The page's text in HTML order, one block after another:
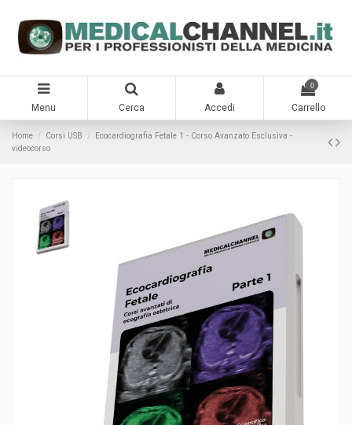
Menu Cerca Accedi
0
Carrello
Home Corsi USB
Ecocardiografia Fetale 1 - Corso Avanzato Esclusiva -
videocorso